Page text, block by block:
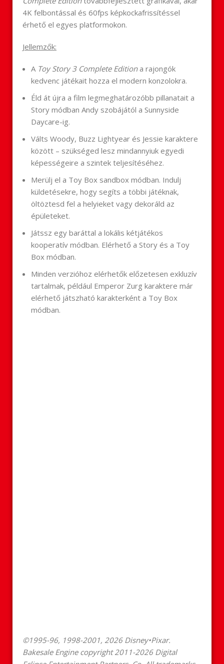
4K felbontással és 60fps képkockafrissítéssel
érhető el egyes platformokon.
Jellemzők:
A Toy Story 3 Complete Editiona rajongók
kedvenc játékait hozza el modern konzolokra.
Éld át újra a film legmeghatározóbb pillanatait a
Story módban Andy szobájától a Sunnyside
Daycare-ig.
Válts Woody, Buzz Lightyear és Jessie karaktere
között – szükséged lesz mindannyiuk egyedi
képességeire a szintek teljesítéséhez.
Merülj el a Toy Box sandbox módban. Indulj
küldetésekre, hogy segíts a többi játéknak,
öltöztesd fel a helyieket vagy dekoráld az
épületeket.
Játssz egy baráttal a lokális kétjátékos
kooperatív módban. Elérhető a Story és a Toy
Box módban.
Minden verzióhoz elérhetők előzetesen exkluzív
tartalmak, például Emperor Zurg karaktere már
elérhető játszható karakterként a Toy Box
módban.
©1995-96, 1998-2001, 2026 Disney•Pixar.
Bakesale Engine copyright 2011-2026 Digital